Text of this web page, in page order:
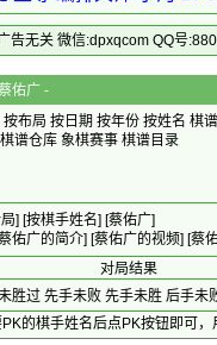
告无关 微信:dpxqcom QQ号
佑广 -
按布局 按日期 按年份 按姓名 棋
棋谱仓库 象棋赛事 棋谱目录
] [按棋手姓名] [蔡佑广]
佑广的简介] [蔡佑广的视频] [蔡
对局结果
胜过 先手未败 先手未胜 后手未
的棋手姓名后点PK按钮即可